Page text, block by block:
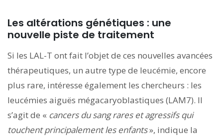
Les altérations génétiques : une
nouvelle piste de traitement
Si les LAL-T ont fait l’objet de ces nouvelles avancées
thérapeutiques, un autre type de leucémie, encore
plus rare, intéresse également les chercheurs : les
leucémies aiguës mégacaryoblastiques (LAM7). Il
s’agit de « cancers du sang rares et agressifs qui
touchent principalement les enfants», indique la